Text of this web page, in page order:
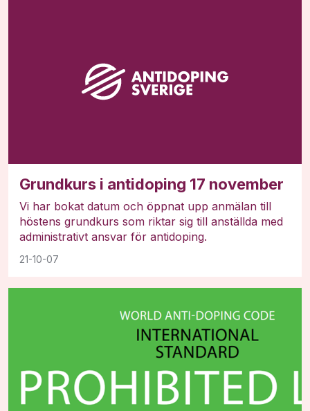
Grundkurs i antidoping 17 november
21-10-07
Vi har bokat datum och öppnat upp anmälan till
höstens grundkurs som riktar sig till anställda med
administrativt ansvar för antidoping.